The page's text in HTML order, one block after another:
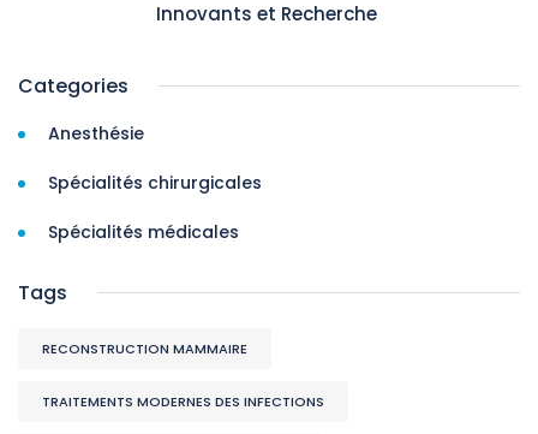
Innovants et Recherche
Categories
Anesthésie
Spécialités chirurgicales
Spécialités médicales
Tags
RECONSTRUCTION MAMMAIRE
TRAITEMENTS MODERNES DES INFECTIONS